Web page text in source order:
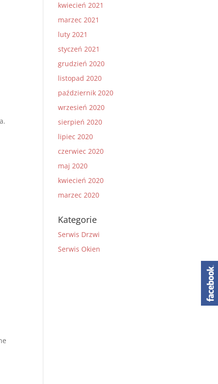
kwiecień 2021
marzec 2021
luty 2021
styczeń 2021
grudzień 2020
listopad 2020
październik 2020
wrzesień 2020
sierpień 2020
lipiec 2020
czerwiec 2020
maj 2020
kwiecień 2020
marzec 2020
Kategorie
Serwis Drzwi
Serwis Okien